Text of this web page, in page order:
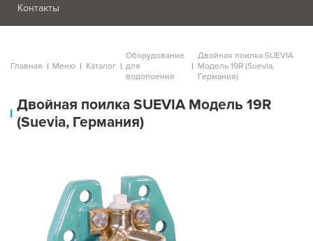
Контакты
Главная Меню Каталог
Оборудование
для
водопоения
Двойная поилка SUEVIA
Модель 19R (Suevia,
Германия)
Двойная поилка SUEVIA Модель 19R
(Suevia, Германия)